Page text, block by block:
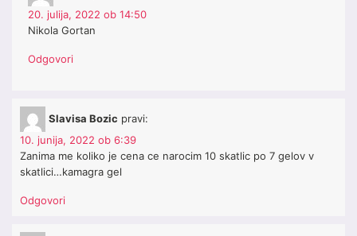
20. julija, 2022 ob 14:50
Nikola Gortan
Odgovori
Slavisa Bozic pravi:
10. junija, 2022 ob 6:39
Zanima me koliko je cena ce narocim 10 skatlic po 7 gelov v
skatlici…kamagra gel
Odgovori